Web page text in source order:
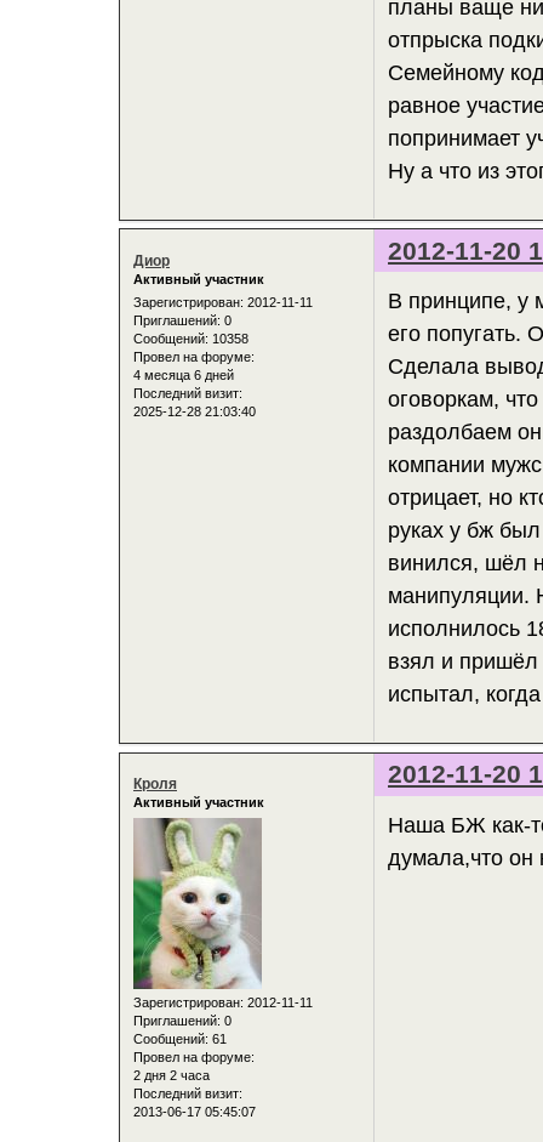
планы ваще
отпрыска
Семейному
равное
попринимает
Ну а что из
2012-11-20
Диор
Активный участник
Зарегистрирован: 2012-11-11
Приглашений: 0
Сообщений: 10358
Провел на форуме:
4 месяца 6 дней
Последний визит:
2025-12-28 21:03:40
В принципе, у
его попугать.
Сделала
оговоркам,
раздолбаем
компании
отрицает, но
руках у бж
винился, шёл
манипуляции.
исполнилось
взял и пришёл
испытал,
2012-11-20
Кроля
Активный участник
Зарегистрирован: 2012-11-11
Приглашений: 0
Сообщений: 61
Провел на форуме:
2 дня 2 часа
Последний визит:
2013-06-17 05:45:07
Наша БЖ как-
думала,что он